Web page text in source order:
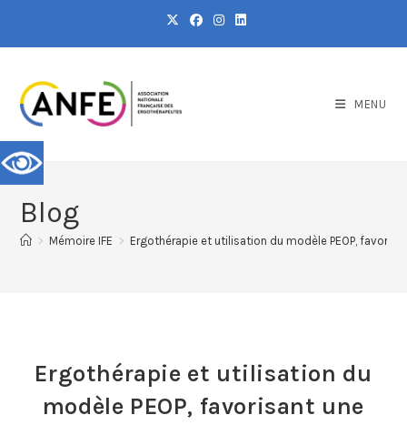
MENU
Blog
> Mémoire IFE > Ergothérapie et utilisation du modèle PEOP,
Ergothérapie et utilisation du
modèle PEOP, favorisant une